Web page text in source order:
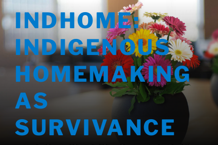
til
innholdINDHOME:
INDIGENOUS
HOMEMAKING
AS
SURVIVANCE